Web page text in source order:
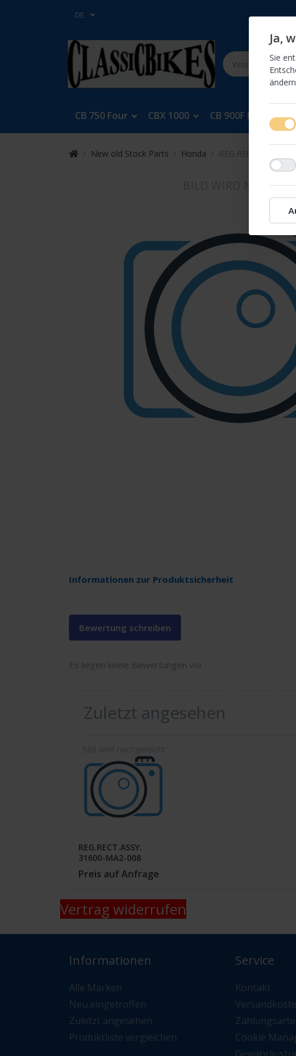
DE
CB 750 Four CBX 1000 CB 900F Bol Dor
New old Stock Parts Honda REG.RECT.ASSY.
Informationen zur Produktsicherheit
Bewertung schreiben
Es liegen keine Bewertungen vor
Zuletzt angesehen
REG.RECT.ASSY.
31600-MA2-008
Preis auf Anfrage
Vertrag widerrufen
Informationen
Alle Marken
Neu eingetroffen
Zuletzt angesehen
Produktliste vergleichen
Service
Kontakt
Cookie
Ja,
Sie